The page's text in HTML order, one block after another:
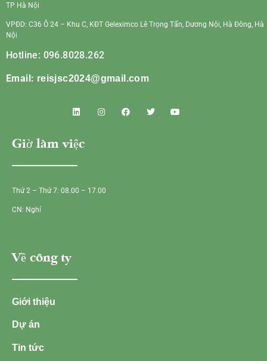
TP Hà Nội
VPĐD: C36 Ô 24 – Khu C, KĐT Geleximco Lê Trọng Tấn, Dương Nội, Hà Đông, Hà
Nội
Hotline: 096.8028.262
Email: reisjsc2024@gmail.com
Giờ làm việc
Thứ 2 – Thứ 7: 08.00 – 17.00
CN: Nghỉ
Về công ty
Giới thiệu
Dự án
Tin tức